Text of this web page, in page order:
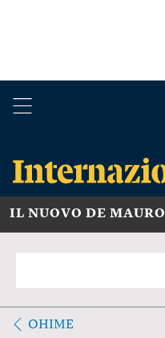
IL NUOVO DE MAURO
OHIME